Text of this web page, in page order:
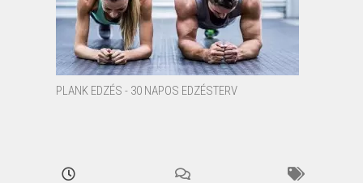
PLANK EDZÉS - 30 NAPOS EDZÉSTERV